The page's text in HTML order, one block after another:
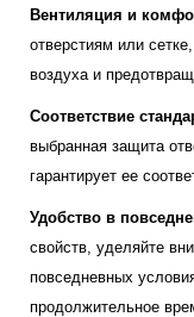
Вентиляция и
отверстиям или
воздуха и
Соответствие
выбранная защита
гарантирует ее
Удобство в
свойств, уделяйте
повседневных
продолжительное